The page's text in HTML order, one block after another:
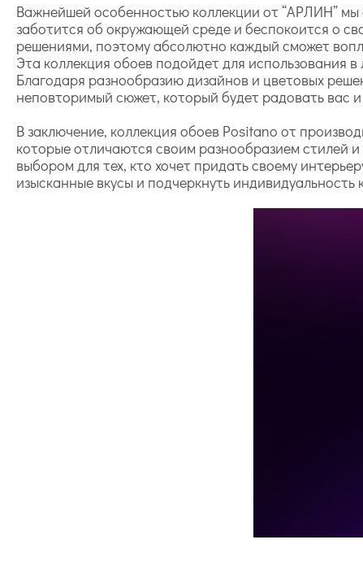
Важнейшей особенностью коллекции от “АРЛИН” мы
заботится об окружающей среде и беспокоится о
решениями, поэтому абсолютно каждый сможет
Эта коллекция обоев подойдет для использования
Благодаря разнообразию дизайнов и цветовых
неповторимый сюжет, который будет радовать вас
В заключение, коллекция обоев Positano от
которые отличаются своим разнообразием стилей
выбором для тех, кто хочет придать своему
изысканные вкусы и подчеркнуть